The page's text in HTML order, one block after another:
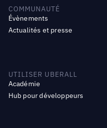
COMMUNAUTÉ
Évènements
Actualités et presse
UTILISER UBERALL
Académie
Hub pour développeurs